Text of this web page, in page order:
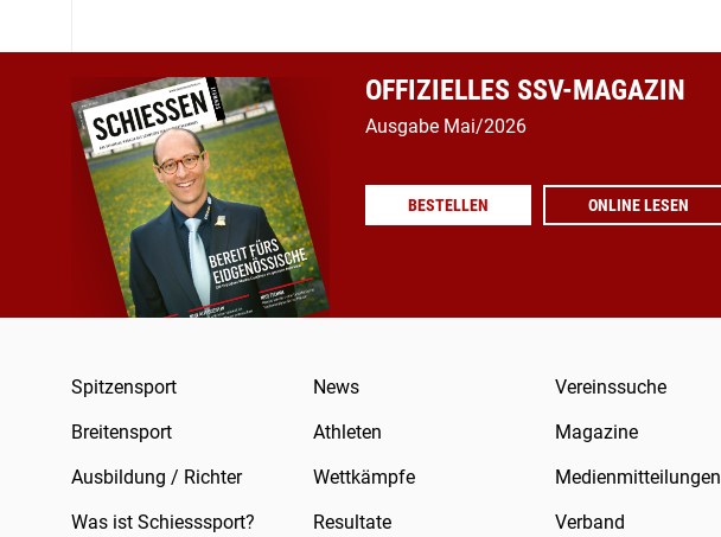
OFFIZIELLES SSV-MAGAZIN
Ausgabe Mai/2026
BESTELLEN ONLINE LESEN
Spitzensport
Breitensport
Ausbildung / Richter
Was ist Schiesssport?
News
Athleten
Wettkämpfe
Resultate
Vereinssuche
Magazine
Medienmitteilungen
Verband